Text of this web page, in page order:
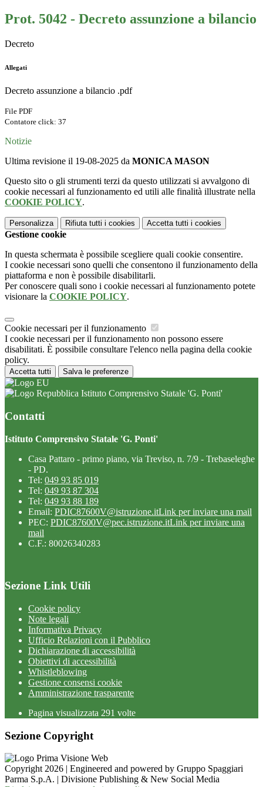
Prot. 5042 - Decreto assunzione a bilancio
Decreto
Allegati
Decreto assunzione a bilancio .pdf
File PDF
Contatore click: 37
Notizie
Ultima revisione il 19-08-2025 da MONICA MASON
Questo sito o gli strumenti terzi da questo utilizzati si avvalgono di
cookie necessari al funzionamento ed utili alle finalità illustrate nella
COOKIE POLICY.
Personalizza Rifiuta tutti i cookies Accetta tutti i cookies
Gestione cookie
In questa schermata è possibile scegliere quali cookie consentire.
I cookie necessari sono quelli che consentono il funzionamento della
piattaforma e non è possibile disabilitarli.
Per conoscere quali sono i cookie necessari al funzionamento potete
visionare la COOKIE POLICY.
Cookie necessari per il funzionamento
I cookie necessari per il funzionamento non possono essere
disabilitati. È possibile consultare l'elenco nella pagina della cookie
policy.
Accetta tutti Salva le preferenze
Istituto Comprensivo Statale 'G. Ponti'
Contatti
Istituto Comprensivo Statale 'G. Ponti'
Casa Pattaro - primo piano, via Treviso, n. 7/9 - Trebaseleghe
- PD.
Tel: 049 93 85 019
Tel: 049 93 87 304
Tel: 049 93 88 189
Email: PDIC87600V@istruzione.itLink per inviare una mail
PEC: PDIC87600V@pec.istruzione.itLink per inviare una
mail
C.F.: 80026340283
Sezione Link Utili
Cookie policy
Note legali
Informativa Privacy
Ufficio Relazioni con il Pubblico
Dichiarazione di accessibilità
Obiettivi di accessibilità
Whistleblowing
Gestione consensi cookie
Amministrazione trasparente
Pagina visualizzata 291 volte
Sezione Copyright
Copyright 2026 | Engineered and powered by Gruppo Spaggiari
Parma S.p.A. | Divisione Publishing & New Social Media